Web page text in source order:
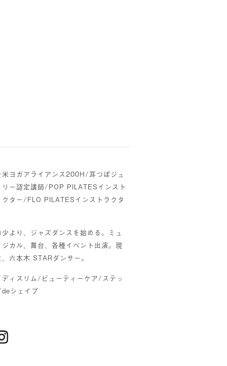
米ヨガアライアンス200H/耳つぼジュ
リー認定講師/POP PILATESインスト
クター/FLO PILATESインストラクタ
少より、ジャズダンスを始める。ミュ
ジカル、舞台、各種イベント出演。現
六本木 STARダンサー。
ディスリム/ビューティーケア/ステッ
deシェイプ